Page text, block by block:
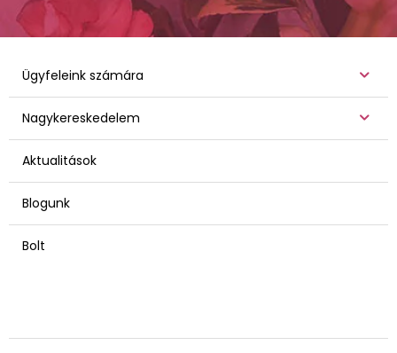
Ügyfeleink számára
Nagykereskedelem
Aktualitások
Blogunk
Bolt